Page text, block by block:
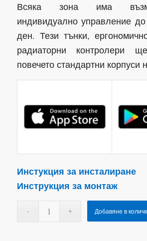
Всяка зона има
индивидуално управление
ден. Тези тънки,
радиаторни контролери
повечето стандартни корпуси
Инстукция за инсталиране
Инструкция за монтаж
Добавяне в